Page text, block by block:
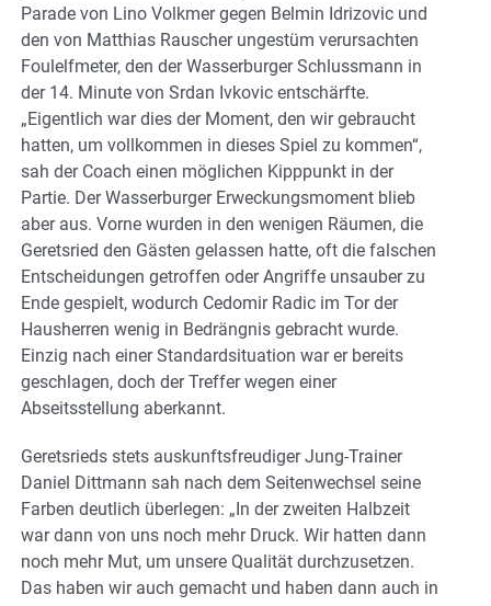
Parade von Lino Volkmer gegen Belmin Idrizovic und
den von Matthias Rauscher ungestüm verursachten
Foulelfmeter, den der Wasserburger Schlussmann in
der 14. Minute von Srdan Ivkovic entschärfte.
„Eigentlich war dies der Moment, den wir gebraucht
hatten, um vollkommen in dieses Spiel zu kommen“,
sah der Coach einen möglichen Kipppunkt in der
Partie. Der Wasserburger Erweckungsmoment blieb
aber aus. Vorne wurden in den wenigen Räumen, die
Geretsried den Gästen gelassen hatte, oft die falschen
Entscheidungen getroffen oder Angriffe unsauber zu
Ende gespielt, wodurch Cedomir Radic im Tor der
Hausherren wenig in Bedrängnis gebracht wurde.
Einzig nach einer Standardsituation war er bereits
geschlagen, doch der Treffer wegen einer
Abseitsstellung aberkannt.
Geretsrieds stets auskunftsfreudiger Jung-Trainer
Daniel Dittmann sah nach dem Seitenwechsel seine
Farben deutlich überlegen: „In der zweiten Halbzeit
war dann von uns noch mehr Druck. Wir hatten dann
noch mehr Mut, um unsere Qualität durchzusetzen.
Das haben wir auch gemacht und haben dann auch in